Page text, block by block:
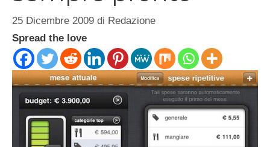
25 Dicembre 2009 di Redazione
Spread the love